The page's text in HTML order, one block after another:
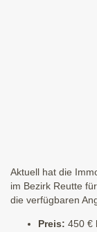
Aktuell hat die
im Bezirk Reutte
die verfügbaren
Preis: 450 €